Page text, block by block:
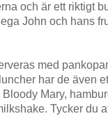
och är ett riktigt
John och hans
med
har de även
Mary,
Tycker du